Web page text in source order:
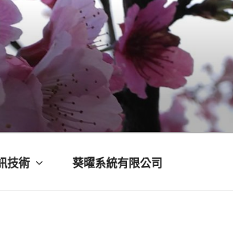
技術 葵曜系統有限公司